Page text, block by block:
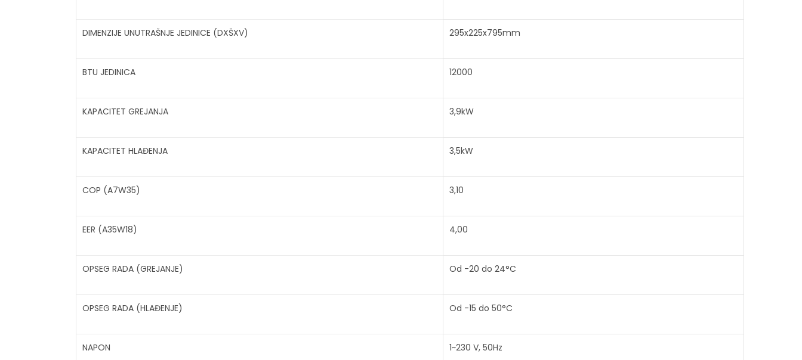
DIMENZIJE UNUTRAŠNJE JEDINICE (DXŠXV) 295x225x795mm
BTU JEDINICA 12000
KAPACITET GREJANJA 3,9kW
KAPACITET HLAĐENJA 3,5kW
COP (A7W35) 3,10
EER (A35W18) 4,00
OPSEG RADA (GREJANJE) Od -20 do 24°C
OPSEG RADA (HLAĐENJE) Od -15 do 50°C
NAPON 1~230 V, 50Hz